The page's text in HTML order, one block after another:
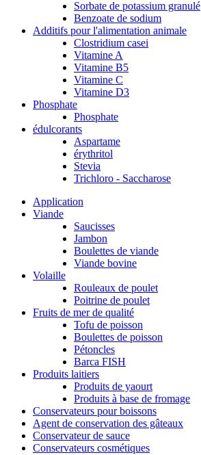
Sorbate de potassium granulé
Benzoate de sodium
Additifs pour l'alimentation animale
Clostridium casei
Vitamine A
Vitamine B5
Vitamine C
Vitamine D3
Phosphate
Phosphate
édulcorants
Aspartame
érythritol
Stevia
Trichloro - Saccharose
Application
Viande
Saucisses
Jambon
Boulettes de viande
Viande bovine
Volaille
Rouleaux de poulet
Poitrine de poulet
Fruits de mer de qualité
Tofu de poisson
Boulettes de poisson
Pétoncles
Barca FISH
Produits laitiers
Produits de yaourt
Produits à base de fromage
Conservateurs pour boissons
Agent de conservation des gâteaux
Conservateur de sauce
Conservateurs cosmétiques